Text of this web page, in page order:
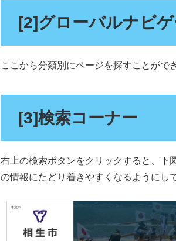
[2]グローバルナビ
ここから分類別にページを探すことがで
[3]検索コーナー
右上の検索ボタンをクリックすると、下
の情報にたどり着きやすくなるようにし